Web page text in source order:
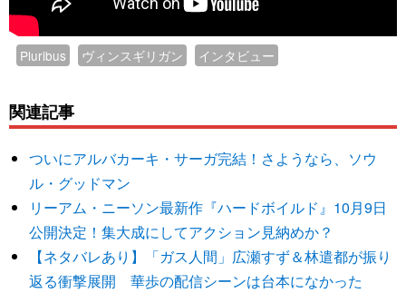
Pluribus ヴィンスギリガン インタビュー
関連記事
ついにアルバカーキ・サーガ完結！さようなら、ソウ
ル・グッドマン
リーアム・ニーソン最新作『ハードボイルド』10月9日
公開決定！集大成にしてアクション見納めか？
【ネタバレあり】「ガス人間」広瀬すず＆林遣都が振り
返る衝撃展開 華歩の配信シーンは台本になかった